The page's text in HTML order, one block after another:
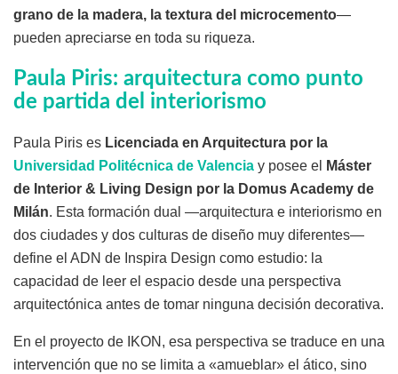
grano de la madera, la textura del microcemento—
pueden apreciarse en toda su riqueza.
Paula Piris: arquitectura como punto
de partida del interiorismo
Paula Piris es Licenciada en Arquitectura por la
Universidad Politécnica de Valencia y posee el
Máster
de Interior & Living Design por la Domus Academy de
Milán. Esta formación dual —arquitectura e interiorismo en
dos ciudades y dos culturas de diseño muy diferentes—
define el ADN de Inspira Design como estudio: la
capacidad de leer el espacio desde una perspectiva
arquitectónica antes de tomar ninguna decisión decorativa.
En el proyecto de IKON, esa perspectiva se traduce en una
intervención que no se limita a «amueblar» el ático, sino